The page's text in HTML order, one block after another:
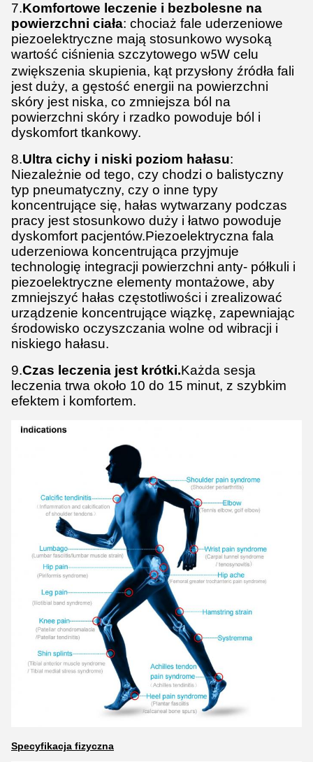
7.Komfortowe leczenie i bezbolesne na
powierzchni ciała: chociaż fale uderzeniowe
piezoelektryczne mają stosunkowo wysoką
wartość ciśnienia szczytowego w5W celu
zwiększenia skupienia, kąt przysłony źródła fali
jest duży, a gęstość energii na powierzchni
skóry jest niska, co zmniejsza ból na
powierzchni skóry i rzadko powoduje ból i
dyskomfort tkankowy.
8.Ultra cichy i niski poziom hałasu:
Niezależnie od tego, czy chodzi o balistyczny
typ pneumatyczny, czy o inne typy
koncentrujące się, hałas wytwarzany podczas
pracy jest stosunkowo duży i łatwo powoduje
dyskomfort pacjentów.Piezoelektryczna fala
uderzeniowa koncentrująca przyjmuje
technologię integracji powierzchni anty- półkuli i
piezoelektryczne elementy montażowe, aby
zmniejszyć hałas częstotliwości i zrealizować
urządzenie koncentrujące wiązkę, zapewniając
środowisko oczyszczania wolne od wibracji i
niskiego hałasu.
9.Czas leczenia jest krótki.Każda sesja
leczenia trwa około 10 do 15 minut, z szybkim
efektem i komfortem.
Specyfikacja fizyczna